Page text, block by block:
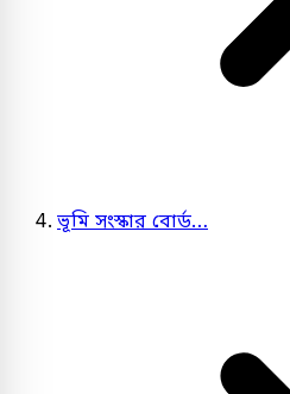
ভূমি সংস্কার বোর্ড…